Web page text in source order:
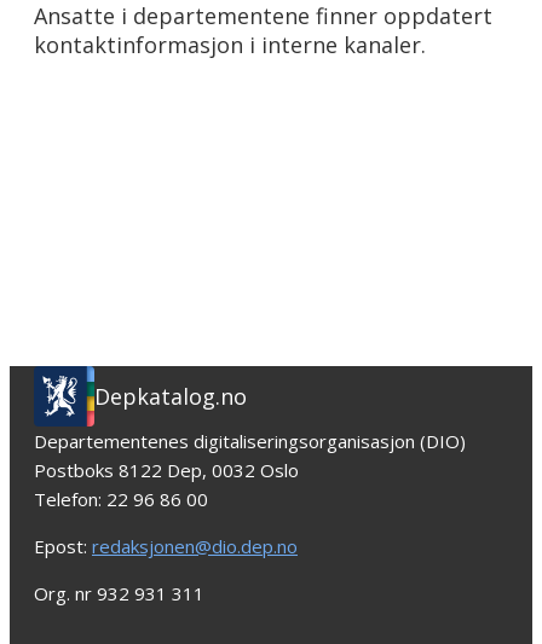
Ansatte i departementene finner oppdatert
kontaktinformasjon i interne kanaler.
Depkatalog.no
Departementenes digitaliseringsorganisasjon (DIO)
Postboks 8122 Dep, 0032 Oslo
Telefon: 22 96 86 00
Epost: redaksjonen@dio.dep.no
Org. nr 932 931 311